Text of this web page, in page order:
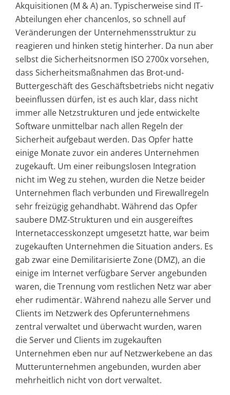
Akquisitionen (M & A) an. Typischerweise sind IT-
Abteilungen eher chancenlos, so schnell auf
Veränderungen der Unternehmensstruktur zu
reagieren und hinken stetig hinterher. Da nun aber
selbst die Sicherheitsnormen ISO 2700x vorsehen,
dass Sicherheitsmaßnahmen das Brot-und-
Buttergeschäft des Geschäftsbetriebs nicht negativ
beeinflussen dürfen, ist es auch klar, dass nicht
immer alle Netzstrukturen und jede entwickelte
Software unmittelbar nach allen Regeln der
Sicherheit aufgebaut werden. Das Opfer hatte
einige Monate zuvor ein anderes Unternehmen
zugekauft. Um einer reibungslosen Integration
nicht im Weg zu stehen, wurden die Netze beider
Unternehmen flach verbunden und Firewallregeln
sehr freizügig gehandhabt. Während das Opfer
saubere DMZ-Strukturen und ein ausgereiftes
Internetaccesskonzept umgesetzt hatte, war beim
zugekauften Unternehmen die Situation anders. Es
gab zwar eine Demilitarisierte Zone (DMZ), an die
einige im Internet verfügbare Server angebunden
waren, die Trennung vom restlichen Netz war aber
eher rudimentär. Während nahezu alle Server und
Clients im Netzwerk des Opferunternehmens
zentral verwaltet und überwacht wurden, waren
die Server und Clients im zugekauften
Unternehmen eben nur auf Netzwerkebene an das
Mutterunternehmen angebunden, wurden aber
mehrheitlich nicht von dort verwaltet.